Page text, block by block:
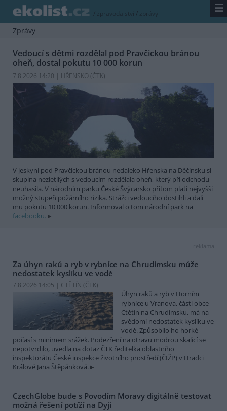
/ zpravodajství / zprávy ☰
Zprávy
Vedoucí s dětmi rozdělal pod Pravčickou bránou
oheň, dostal pokutu 10 000 korun
7.8.2026 14:20 | HŘENSKO (ČTK)
V jeskyni pod Pravčickou bránou nedaleko Hřenska na Děčínsku si
skupina nezletilých s vedoucím rozdělala oheň, který při odchodu
neuhasila. V národním parku České Švýcarsko přitom platí nejvyšší
možný stupeň požárního rizika. Strážci vedoucího dostihli a dali
mu pokutu 10 000 korun. Informoval o tom národní park na
facebooku.
reklama
Za úhyn raků a ryb v rybníce na Chrudimsku může
nedostatek kyslíku ve vodě
7.8.2026 14:05 | CTĚTÍN (ČTK)
Úhyn raků a ryb v Horním
rybníce u Vranova, části obce
Ctětín na Chrudimsku, má na
svědomí nedostatek kyslíku ve
vodě. Způsobilo ho horké
počasí s minimem srážek. Podezření na otravu modrou skalicí se
nepotvrdilo, uvedla na dotaz ČTK ředitelka oblastního
inspektorátu České inspekce životního prostředí (ČIŽP) v Hradci
Králové Jana Štěpánková.
CzechGlobe bude s Povodím Moravy digitálně testovat
možná řešení potíží na Dyji